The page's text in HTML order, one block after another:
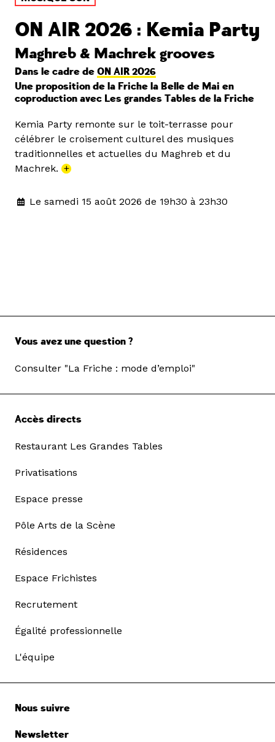
ON AIR 2026 : Kemia Party
Maghreb & Machrek grooves
Dans le cadre de ON AIR 2026
Une proposition de la Friche la Belle de Mai en
coproduction avec Les grandes Tables de la Friche
Kemia Party remonte sur le toit-terrasse pour
célébrer le croisement culturel des musiques
traditionnelles et actuelles du Maghreb et du
Machrek. +
Le samedi 15 août 2026 de 19h30 à 23h30
Vous avez une question ?
Consulter "La Friche : mode d’emploi"
Accès directs
Restaurant Les Grandes Tables
Privatisations
Espace presse
Pôle Arts de la Scène
Résidences
Espace Frichistes
Recrutement
Égalité professionnelle
L'équipe
Nous suivre
Newsletter